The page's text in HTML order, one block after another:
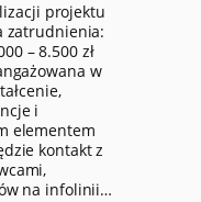
projektu
zatrudnienia:
– 8.500 zł
w
i
elementem
kontakt z
na infolinii…